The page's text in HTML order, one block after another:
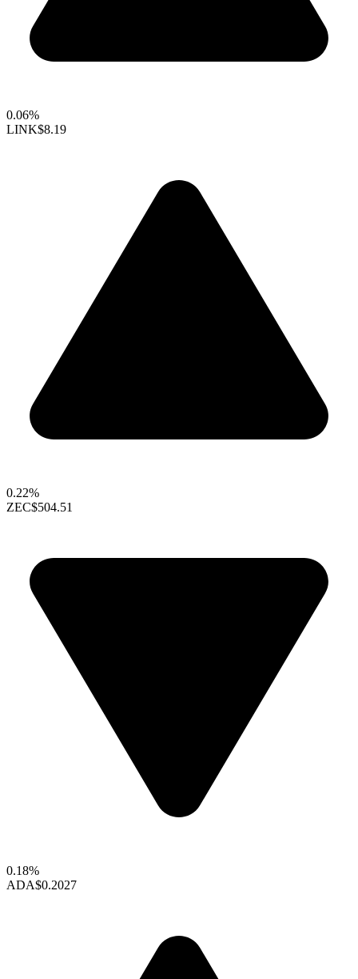
0.06%
LINK$8.19
0.22%
ZEC$504.51
0.18%
ADA$0.2027